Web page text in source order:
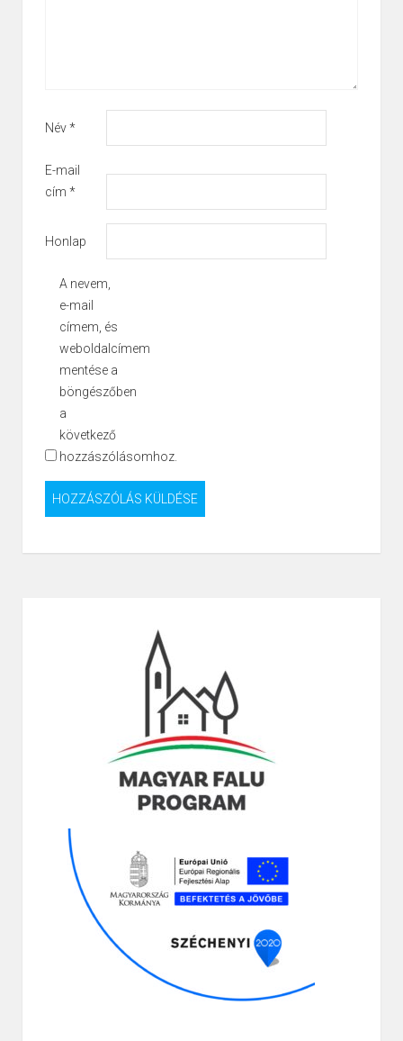
Név*
E-mail
cím *
Honlap
A nevem,
e-mail
címem, és
weboldalcímem
mentése a
böngészőben
a
következő
hozzászólásomhoz.